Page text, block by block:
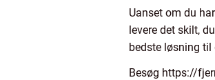
Uanset om du
levere det skilt,
bedste løsning
Besøg https://